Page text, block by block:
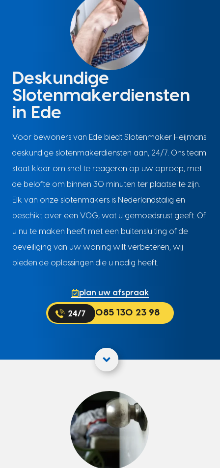
Deskundige
Slotenmakerdiensten
in Ede
Voor bewoners van Ede biedt Slotenmaker Heijmans
deskundige slotenmakerdiensten aan, 24/7. Ons team
staat klaar om snel te reageren op uw oproep, met
de belofte om binnen 30 minuten ter plaatse te zijn.
Elk van onze slotenmakers is Nederlandstalig en
beschikt over een VOG, wat u gemoedsrust geeft. Of
u nu te maken heeft met een buitensluiting of de
beveiliging van uw woning wilt verbeteren, wij
bieden de oplossingen die u nodig heeft.
plan uw afspraak
085 130 23 98